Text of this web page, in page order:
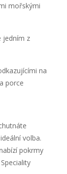
mořskými
jedním z
na
porce
volba.
pokrmy